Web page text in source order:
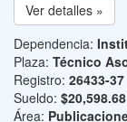
Ver detalles »
Dependencia:
Plaza: Técnico
Registro: 26433-37
Sueldo: $20,598.68
Área: